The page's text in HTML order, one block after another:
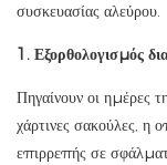
συσκευασίας αλεύρου.
1. Εξορθολογισμός
Πηγαίνουν οι ημέρες
χάρτινες σακούλες, η
επιρρεπής σε